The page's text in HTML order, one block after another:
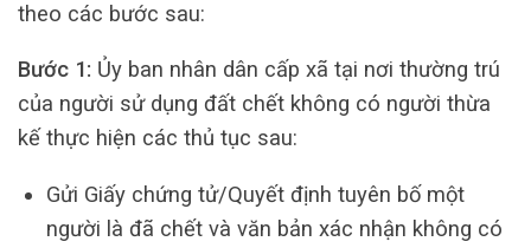
theo các bước sau:
Bước 1: Ủy ban nhân dân cấp xã tại nơi thường trú
của người sử dụng đất chết không có người thừa
kế thực hiện các thủ tục sau:
Gửi Giấy chứng tử/Quyết định tuyên bố một
người là đã chết và văn bản xác nhận không có